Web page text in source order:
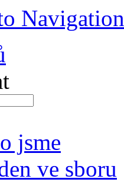
Navigation
jsme
ve sboru